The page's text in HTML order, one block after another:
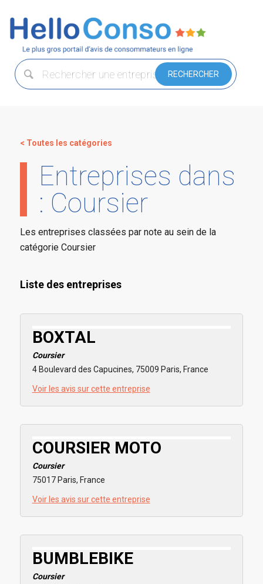
< Toutes les catégories
Entreprises dans
: Coursier
Les entreprises classées par note au sein de la
catégorie Coursier
Liste des entreprises
BOXTAL
Coursier
4 Boulevard des Capucines, 75009 Paris, France
Voir les avis sur cette entreprise
COURSIER MOTO
Coursier
75017 Paris, France
Voir les avis sur cette entreprise
BUMBLEBIKE
Coursier